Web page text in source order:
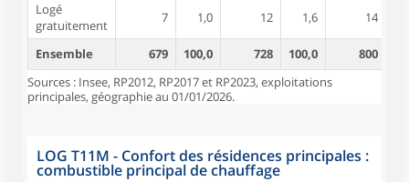
Logé
gratuitement
7 1,0 12 1,6 14
Ensemble 679 100,0 728 100,0 800
Sources : Insee, RP2012, RP2017 et RP2023, exploitations
principales, géographie au 01/01/2026.
LOG T11M - Confort des résidences principales :
combustible principal de chauffage